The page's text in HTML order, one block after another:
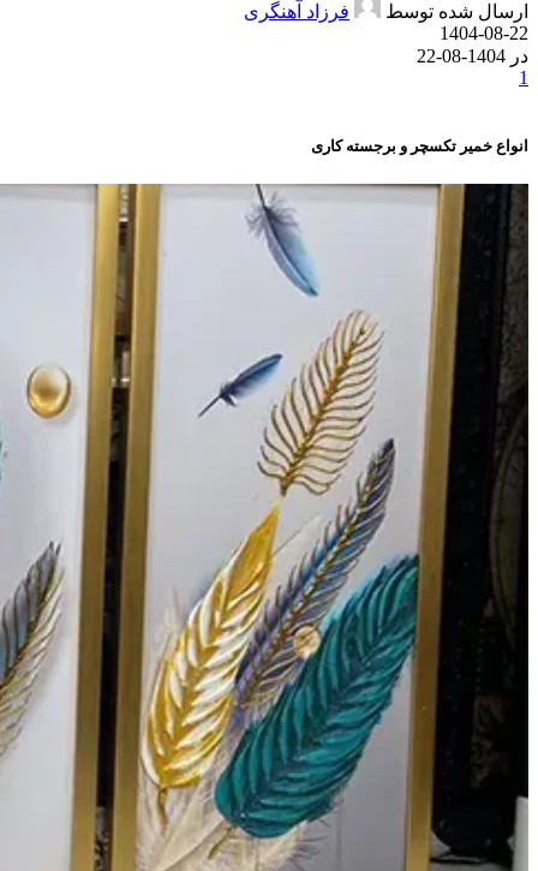
ارسال شده توسط
فرزاد آهنگری
1404-08-22
در 1404-08-22
1
انواع خمیر تکسچر و برجسته کاری